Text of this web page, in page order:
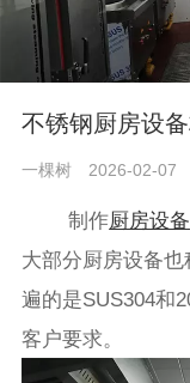
不锈钢厨房设
一棵树 2026-02-07
制作厨房设备
大部分厨房设备也
遍的是SUS304和
客户要求。